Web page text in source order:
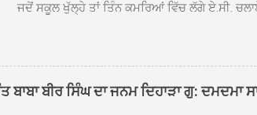
ਜਦੋਂ ਸਕੂਲ ਖੁੱਲ੍ਹੇ ਤਾਂ ਤਿੰਨ ਕਮਰਿਆਂ ਵਿੱਚ ਲੱਗੇ ਏ.ਸੀ.
ਹੋਈਆਂ ਸਨ। ਉਨ੍ਹਾਂ ਦੱਸਿਆ ਕਿ ਉਹ ਛੁੱਟੀਆਂ ਦੌਰਾਨ ਵੀ
20 ਤੋਂ 30 ਜੂਨ ਵਿਚਕਾਰ ਹੋਈ ਜਾਪਦੀ ਹੈ। ਇਸ ਮੌਕੇ
ਸਿੰਘ ਟੋਡਰਵਾਲ ਨੇ ਦੱਸਿਆ ਕਿ ਸਕੂਲ ਵਿੱਚ ਪਿਛਲੇ ਸਾਲ
ਜਿਸ ਦੀ ਮਾਪਿਆਂ ਨੇ ਖੂਬ ਪ੍ਰਸੰਸਾ ਕੀਤੀ ਸੀ। ਉਨ੍ਹਾਂ
ਬਾਬਾ ਬੀਰ ਸਿੰਘ ਦਾ ਜਨਮ ਦਿਹਾੜਾ ਗੁ: ਦਮਦਮਾ